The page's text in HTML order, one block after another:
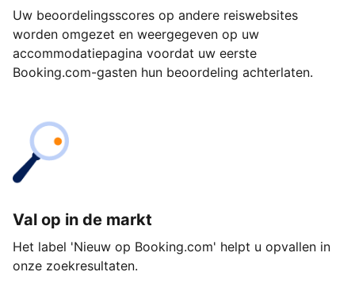
Uw beoordelingsscores op andere reiswebsites
worden omgezet en weergegeven op uw
accommodatiepagina voordat uw eerste
Booking.com-gasten hun beoordeling achterlaten.
Val op in de markt
Het label 'Nieuw op Booking.com' helpt u opvallen in
onze zoekresultaten.